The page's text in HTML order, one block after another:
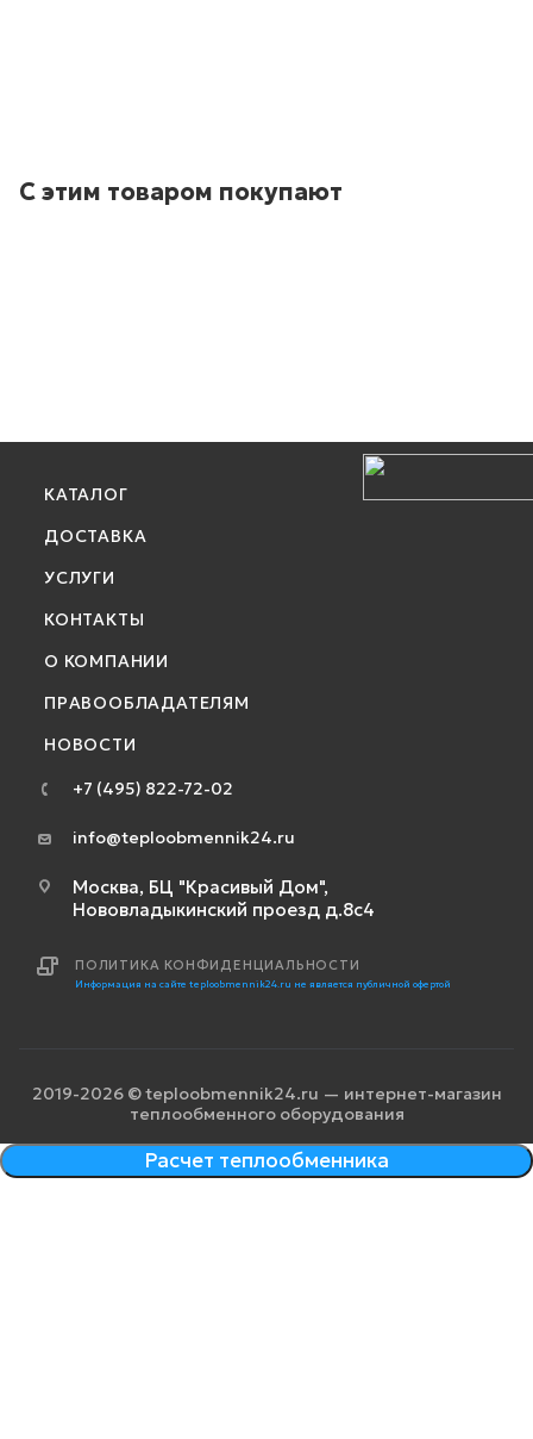
С этим товаром покупают
КАТАЛОГ
ДОСТАВКА
УСЛУГИ
КОНТАКТЫ
О КОМПАНИИ
ПРАВООБЛАДАТЕЛЯМ
НОВОСТИ
+7 (495) 822-72-02
info@teploobmennik24.ru
Москва, БЦ "Красивый Дом",
Нововладыкинский проезд д.8с4
ПОЛИТИКА КОНФИДЕНЦИАЛЬНОСТИ
Информация на сайте teploobmennik24.ru не является публичной офертой
2019-2026 © teploobmennik24.ru — интернет-магазин
теплообменного оборудования
Расчет теплообменника